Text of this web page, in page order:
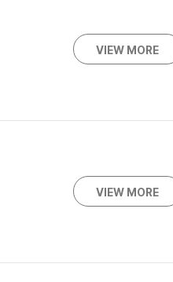
VIEW MORE
VIEW MORE